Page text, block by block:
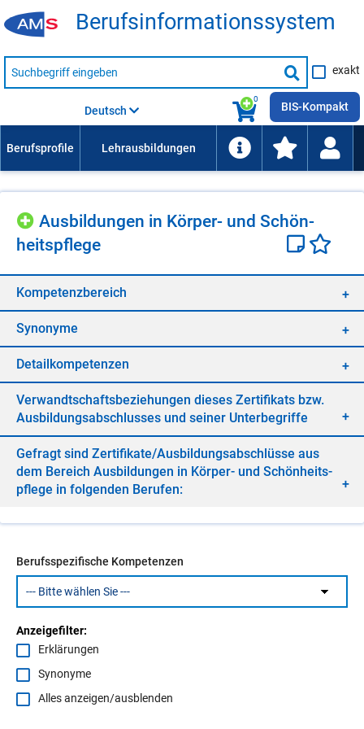
Be­rufs­in­for­ma­ti­ons­sys­tem
Suche
nach
Suche
starten
exakt
0
Deutsch BIS-Kompakt
Aus­bil­dun­gen in Kör­per- und Schön­
heits­pfle­ge
Kom­pe­tenz­be­reich
Syn­ony­me
De­tail­kom­pe­ten­zen
Ver­wandt­schafts­be­zie­hun­gen die­ses Zer­ti­fi­kats bzw.
Aus­bil­dungs­ab­schlus­ses und sei­ner Un­ter­be­grif­fe
Ge­fragt sind Zer­ti­fi­ka­te/​Aus­bil­dungs­ab­schlüs­se aus
dem Be­reich Aus­bil­dun­gen in Kör­per- und Schön­heits­
pfle­ge in fol­gen­den Be­ru­fen:
Berufsspezifische Kompetenzen
Anzeigefilter:
Erklärungen
Synonyme
Alles anzeigen/ausblenden